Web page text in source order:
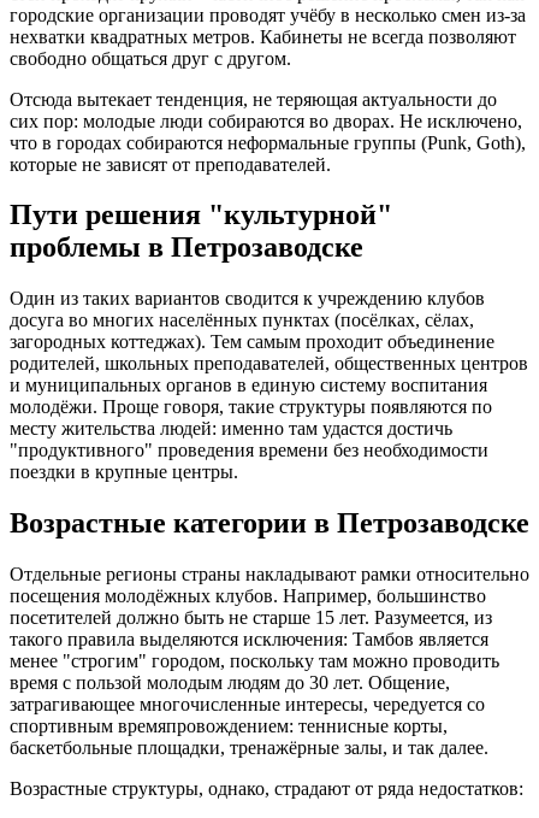
городские организации проводят учёбу в несколько смен из-за
нехватки квадратных метров. Кабинеты не всегда позволяют
свободно общаться друг с другом.
Отсюда вытекает тенденция, не теряющая актуальности до
сих пор: молодые люди собираются во дворах. Не исключено,
что в городах собираются неформальные группы (Punk, Goth),
которые не зависят от преподавателей.
Пути решения "культурной"
проблемы в Петрозаводске
Один из таких вариантов сводится к учреждению клубов
досуга во многих населённых пунктах (посёлках, сёлах,
загородных коттеджах). Тем самым проходит объединение
родителей, школьных преподавателей, общественных центров
и муниципальных органов в единую систему воспитания
молодёжи. Проще говоря, такие структуры появляются по
месту жительства людей: именно там удастся достичь
"продуктивного" проведения времени без необходимости
поездки в крупные центры.
Возрастные категории в Петрозаводске
Отдельные регионы страны накладывают рамки относительно
посещения молодёжных клубов. Например, большинство
посетителей должно быть не старше 15 лет. Разумеется, из
такого правила выделяются исключения: Тамбов является
менее "строгим" городом, поскольку там можно проводить
время с пользой молодым людям до 30 лет. Общение,
затрагивающее многочисленные интересы, чередуется со
спортивным времяпровождением: теннисные корты,
баскетбольные площадки, тренажёрные залы, и так далее.
Возрастные структуры, однако, страдают от ряда недостатков: